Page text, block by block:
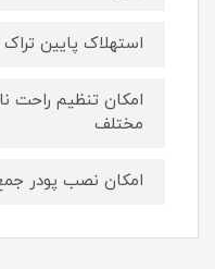
استهلاک پایین تراک
امکان تنظیم راحت
مختلف
امکان نصب پودر